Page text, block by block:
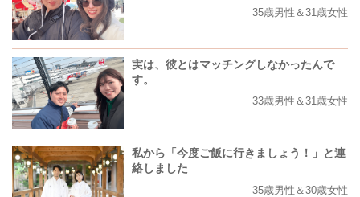
35歳男性＆31歳女性
実は、彼とはマッチングしなかったんで
す。
33歳男性＆31歳女性
私から「今度ご飯に行きましょう！」と連
絡しました
35歳男性＆30歳女性